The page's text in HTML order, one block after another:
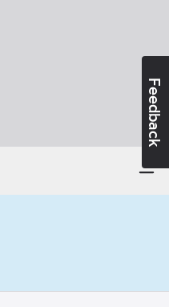
Feedback